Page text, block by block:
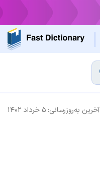
آخرین به‌روزرسانی: ۵ خرداد ۱۴۰۲